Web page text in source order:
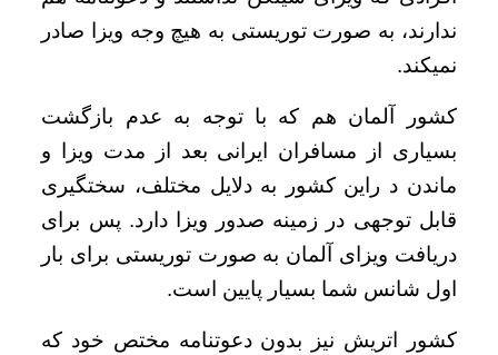
ندارند، به صورت توریستی به هیچ وجه ویزا صادر
نمیکند.
کشور آلمان هم که با توجه به عدم بازگشت
بسیاری از مسافران ایرانی بعد از مدت ویزا و
ماندن د راین کشور به دلایل مختلف، سختگیری
قابل توجهی در زمینه صدور ویزا دارد. پس برای
دریافت ویزای آلمان به صورت توریستی برای بار
اول شانس شما بسیار پایین است.
کشور اتریش نیز بدون دعوتنامه مختص خود که